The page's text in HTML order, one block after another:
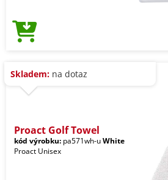
Skladem: na dotaz
Proact Golf Towel
kód výrobku: pa571wh-uWhite
Proact Unisex